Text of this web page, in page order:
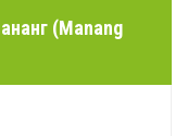
(Manang